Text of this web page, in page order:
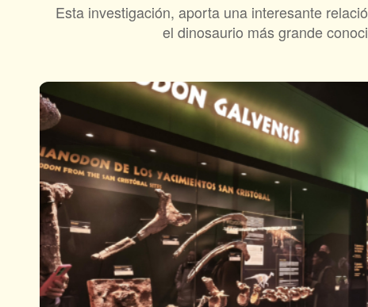
Esta investigación, aporta una interesante
el dinosaurio más grande